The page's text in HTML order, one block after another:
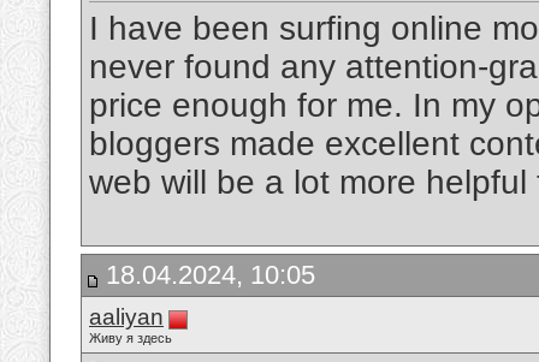
I have been surfing online
never found any attention-
price enough for me. In my
bloggers made excellent
web will be a lot more
18.04.2024, 10:05
aaliyan
Живу я здесь